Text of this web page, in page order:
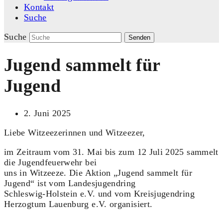
Kontakt
Suche
Suche
Senden
Jugend sammelt für
Jugend
2. Juni 2025
Liebe Witzeezerinnen und Witzeezer,
im Zeitraum vom 31. Mai bis zum 12 Juli 2025 sammelt
die Jugendfeuerwehr bei
uns in Witzeeze. Die Aktion „Jugend sammelt für
Jugend“ ist vom Landesjugendring
Schleswig-Holstein e.V. und vom Kreisjugendring
Herzogtum Lauenburg e.V. organisiert.